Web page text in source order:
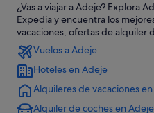
Hotusa hoteles en Adeje
Albergues en Adeje
Hoteles que aceptan mascotas
Hoteles baratos en Adeje
Apartamentos en Adeje
¿Vas a viajar a Adeje? Explora
Expedia y encuentra los
vacaciones, ofertas de alquiler
Vuelos a Adeje
Hoteles en Adeje
Alquileres de vacaciones
Alquiler de coches en Adeje